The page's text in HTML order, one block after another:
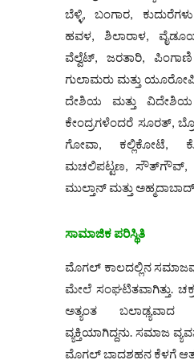
ಬೆಳ್ಳಿ, ಬಂಗಾರ,
ಹವಳ, ಶಿಲಾರಾಳ,
ವೆಲ್ವೆಟ್, ಜರತಾರಿ, ಪಿಂಗಾಣಿ
ಗುಲಾಮರು ಮತ್ತು
ದೇಶಿಯ ಮತ್ತು ವಿದೇಶಿಯ
ಕೇಂದ್ರಗಳೆಂದರೆ ಸೂರತ್,
ಗೋವಾ, ಕಲ್ಲಿಕೋಟೆ,
ಮಚಲಿಪಟ್ಟಣ, ಸೌತ್‌ಗೌವ್,
ಮುಲ್ತಾನ್ ಮತ್ತು
ಸಾಮಾಜಿಕ ಪರಿಸ್ಥಿತಿ
ಮೊಗಲ್ ಕಾಲದಲ್ಲಿನ
ಮೇಲೆ ಸಂಘಟಿತವಾಗಿತ್ತು.
ಅತ್ಯಂತ ಬಲಾಢ್ಯವಾದ
ವ್ಯಕ್ತಿಯಾಗಿದ್ದನು. ಸಮಾಜ
ಮೊಗಲ್ ಬಾದಶಹನ ಕೆಳಗೆ